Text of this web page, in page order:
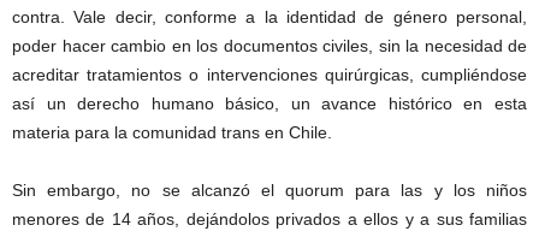
contra.Vale decir, conforme a la identidad de género personal,
poder hacer cambio en los documentos civiles, sin la necesidad de
acreditar tratamientos o intervenciones quirúrgicas, cumpliéndose
así un derecho humano básico, un avance histórico en esta
materia para la comunidad trans en Chile.
Sin embargo, no se alcanzó el quorum para las y los niños
menores de 14 años, dejándolos privados a ellos y a sus familias